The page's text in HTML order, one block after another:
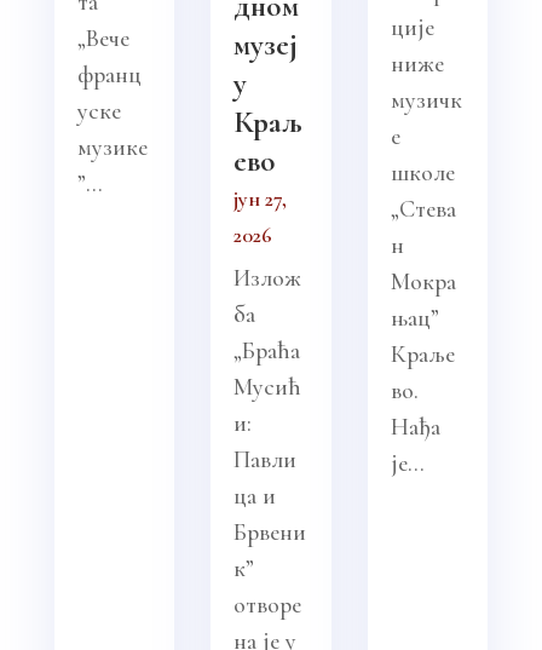
„Вече
франц
уске
музике
”...
музеј
у
Краљ
ево
јун 27,
2026
Излож
ба
„Браћа
Мусић
и:
Павли
ца и
Брвени
к”
отворе
на је у
ције
ниже
музичк
е
школе
„Стева
н
Мокра
њац”
Краље
во.
Нађа
је...